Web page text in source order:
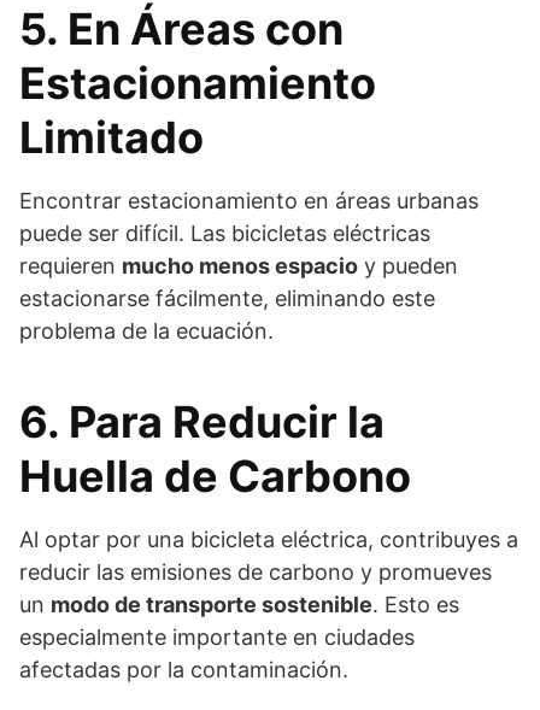
5. En Áreas con
Estacionamiento
Limitado
Encontrar estacionamiento en áreas urbanas
puede ser difícil. Las bicicletas eléctricas
requieren mucho menos espacio y pueden
estacionarse fácilmente, eliminando este
problema de la ecuación.
6. Para Reducir la
Huella de Carbono
Al optar por una bicicleta eléctrica, contribuyes a
reducir las emisiones de carbono y promueves
un modo de transporte sostenible. Esto es
especialmente importante en ciudades
afectadas por la contaminación.